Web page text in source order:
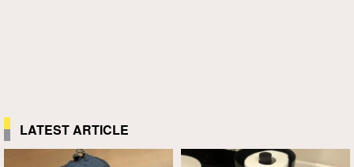
LATEST ARTICLE